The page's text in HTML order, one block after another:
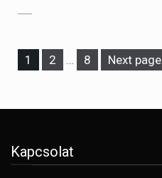
Page
1 Page
2 … Page
8 Next page
Kapcsolat